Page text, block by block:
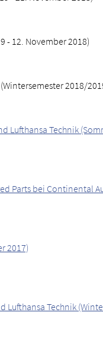
- 12. November 2018)
2018/
Lufthansa Technik
Parts bei Continental
2017)
Lufthansa Technik